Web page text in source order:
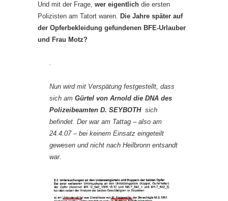
Und mit der Frage, wer eigentlich die ersten
Polizisten am Tatort waren. Die Jahre später auf
der Opferbekleidung gefundenen BFE-Urlauber
und Frau Motz?
Nun wird mit Verspätung festgestellt, dass
sich am Gürtel von Arnold die DNA des
Polizeibeamten D. SEYBOTH sich
befindet. Der war am Tattag – also am
24.4.07 – bei keinem Einsatz eingeteilt
gewesen und nicht nach Heilbronn entsandt
war.